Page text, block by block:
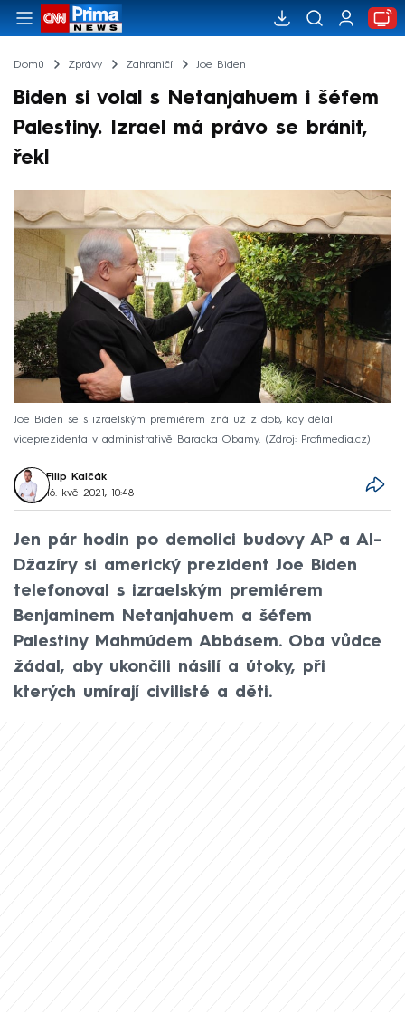
Domů Zprávy Zahraničí Joe Biden
Biden si volal s Netanjahuem i šéfem
Palestiny. Izrael má právo se bránit,
řekl
Joe Biden se s izraelským premiérem zná už z dob, kdy dělal
viceprezidenta v administrativě Baracka Obamy.
Zdroj: Profimedia.cz
Filip Kalčák
16. kvě 2021, 10:48
Jen pár hodin po demolici budovy AP a Al-
Džazíry si americký prezident Joe Biden
telefonoval s izraelským premiérem
Benjaminem Netanjahuem a šéfem
Palestiny Mahmúdem Abbásem. Oba vůdce
žádal, aby ukončili násilí a útoky, při
kterých umírají civilisté a děti.